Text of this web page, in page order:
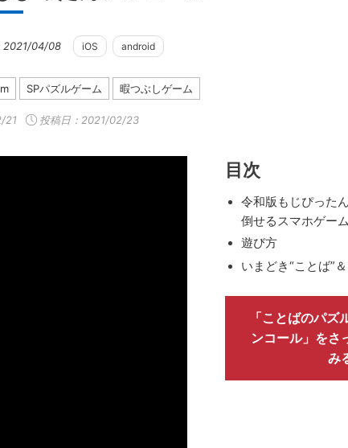
2021/04/08 iOS android
SPパズルゲーム 暇つぶしゲーム
21 投稿日：2021/02/23
目次
令和版もじぴった
倒せるスマホゲーム
遊び方
いまどき“ことば”
「ことばのパズ
ンコール」をさ
み